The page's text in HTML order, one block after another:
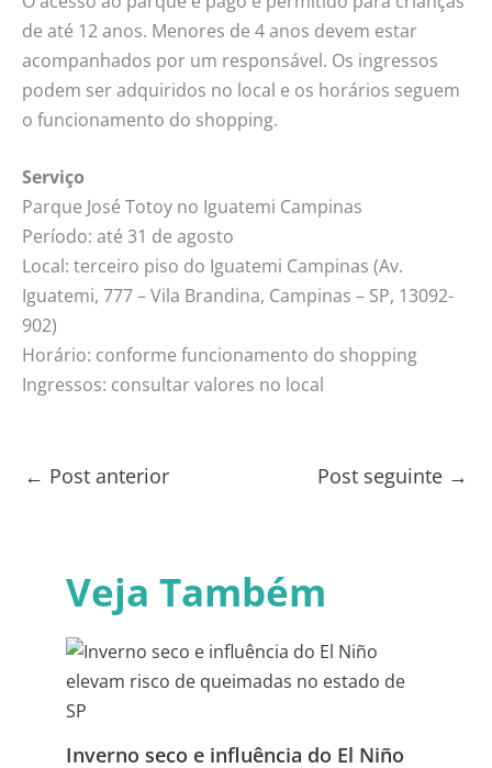
de até 12 anos. Menores de 4 anos devem estar
acompanhados por um responsável. Os ingressos
podem ser adquiridos no local e os horários seguem
o funcionamento do shopping.
Serviço
Parque José Totoy no Iguatemi Campinas
Período: até 31 de agosto
Local: terceiro piso do Iguatemi Campinas (Av.
Iguatemi, 777 – Vila Brandina, Campinas – SP, 13092-
902)
Horário: conforme funcionamento do shopping
Ingressos: consultar valores no local
← Post anterior Post seguinte →
Veja Também
Inverno seco e influência do El Niño